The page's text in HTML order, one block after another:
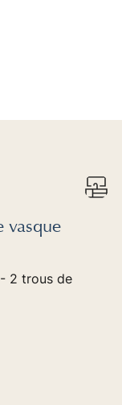
vasque
2 trous de